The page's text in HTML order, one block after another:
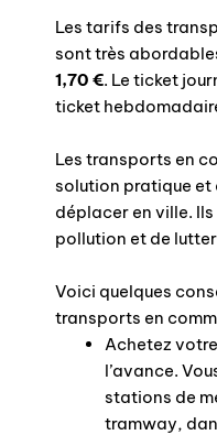
Les tarifs des
sont très
1,70 €. Le ticket
ticket
Les transports en
solution pratique et
déplacer en ville.
pollution et de
Voici quelques
transports en
Achetez
l’avance.
stations de
tramway,